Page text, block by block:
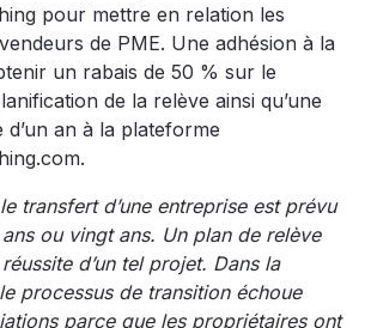
pour mettre en relation les
de PME. Une adhésion à la
un rabais de 50 % sur le
de la relève ainsi qu’une
d’un an à la plateforme
transfert d’une entreprise est prévu
ou vingt ans. Un plan de relève
d’un tel projet. Dans la
processus de transition échoue
parce que les propriétaires ont